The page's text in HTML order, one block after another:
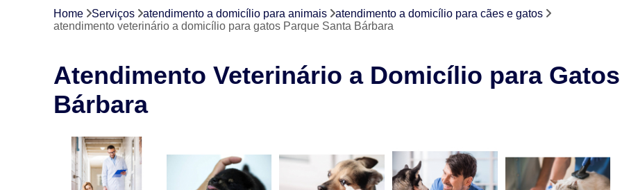
Exames
laboratoriais
animais
Odontologia
para animais
Check-up Veterinário em Cachorro
Cirurgia em Animais Campinas
Cirurgia em Animais São Paulo
Cirurgia para Cachorros de
Cirurgia de Castração de Cachorro
Home Serviços atendimento a domicílio para animais
atendimento a domicílio para cães e gatos
atendimento veterinário a domicílio para gatos Parque Santa Bárbara
Atendimento Veterinário a Domicílio para
Bárbara